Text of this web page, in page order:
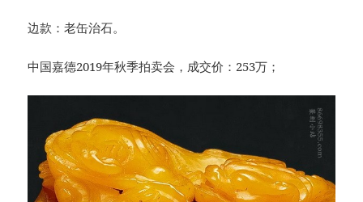
边款：老缶治石。
中国嘉德2019年秋季拍卖会，成交价：253万；